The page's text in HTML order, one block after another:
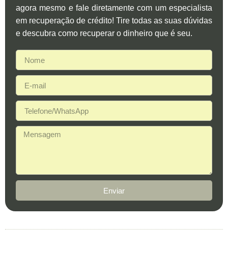
agora mesmo e fale diretamente com um especialista
em recuperação de crédito! Tire todas as suas dúvidas
e descubra como recuperar o dinheiro que é seu.
Enviar